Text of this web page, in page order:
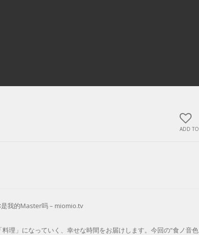
ADD TO
我的Master吗 – miomio.tv
理」になっていく、幸せな時間をお届けします。今回の“食ノ音色